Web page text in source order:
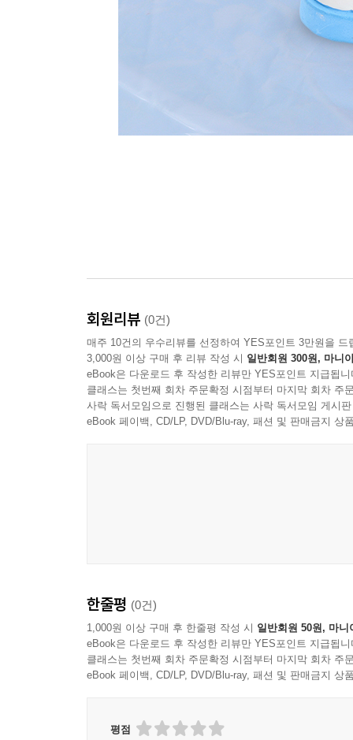
회원리뷰 (0건)
매주 10건의 우수리뷰를 선정하여 YES포인트 3만원을 드
3,000원 이상 구매 후 리뷰 작성 시 일반회원 300원, 마니
eBook은 다운로드 후 작성한 리뷰만 YES포인트 지급됩니
클래스는 첫번째 회차 주문확정 시점부터 마지막 회차 주
사락 독서모임으로 진행된 클래스는 사락 독서모임 게시
eBook 페이백, CD/LP, DVD/Blu-ray, 패션 및 판매금지 상
한줄평 (0건)
1,000원 이상 구매 후 한줄평 작성 시 일반회원 50원, 마니
eBook은 다운로드 후 작성한 리뷰만 YES포인트 지급됩니
클래스는 첫번째 회차 주문확정 시점부터 마지막 회차 주
eBook 페이백, CD/LP, DVD/Blu-ray, 패션 및 판매금지 상
평점